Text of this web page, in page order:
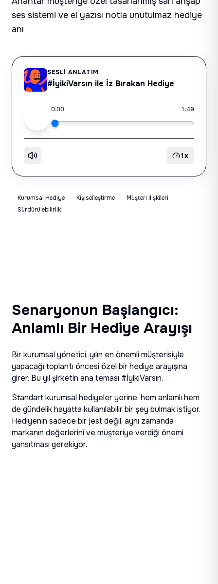
ses sistemi ve el yazısı notla unutulmaz hediye
anı
SESLI ANLATIM
#İyikiVarsın ile İz Bırakan Hediye
0:00 1:49
1x
Kurumsal Hediye Kişiselleştirme
Müşteri İlişkileri
Sürdürülebilirlik
Senaryonun Başlangıcı:
Anlamlı Bir Hediye Arayışı
Bir kurumsal yönetici, yılın en önemli müşterisiyle
yapacağı toplantı öncesi özel bir hediye arayışına
girer. Bu yıl şirketin ana teması #İyikiVarsın.
Standart kurumsal hediyeler yerine, hem anlamlı hem
de gündelik hayatta kullanılabilir bir şey bulmak istiyor.
Hediyenin sadece bir jest değil, aynı zamanda
markanın değerlerini ve müşteriye verdiği önemi
yansıtması gerekiyor.